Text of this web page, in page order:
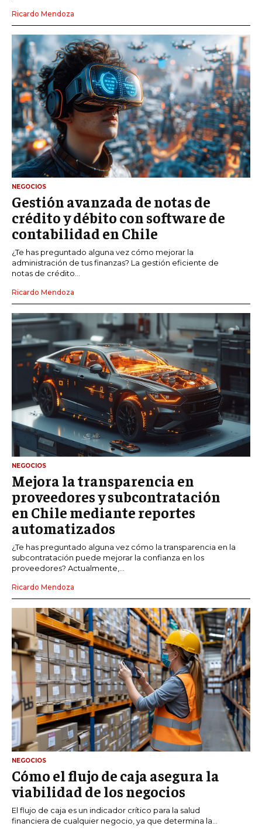
Ricardo Mendoza
NEGOCIOS
Gestión avanzada de notas de
crédito y débito con software de
contabilidad en Chile
¿Te has preguntado alguna vez cómo mejorar la
administración de tus finanzas? La gestión eficiente de
notas de crédito...
Ricardo Mendoza
NEGOCIOS
Mejora la transparencia en
proveedores y subcontratación
en Chile mediante reportes
automatizados
¿Te has preguntado alguna vez cómo la transparencia en la
subcontratación puede mejorar la confianza en los
proveedores? Actualmente,...
Ricardo Mendoza
NEGOCIOS
Cómo el flujo de caja asegura la
viabilidad de los negocios
El flujo de caja es un indicador crítico para la salud
financiera de cualquier negocio, ya que determina la...